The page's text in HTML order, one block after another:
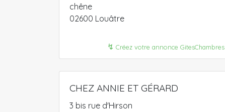
chêne
02600 Louâtre
↯ Créez votre annonce GitesChambres
CHEZ ANNIE ET GÉRARD
3 bis rue d'Hirson